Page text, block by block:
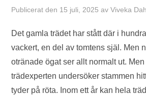
Publicerat den 15 juli, 2025 avViveka
Det gamla trädet har stått där i
vackert, en del av tomtens själ. Men
otränade ögat ser allt normalt ut.
trädexperten undersöker stammen
tyder på röta. Inom ett år kan hela